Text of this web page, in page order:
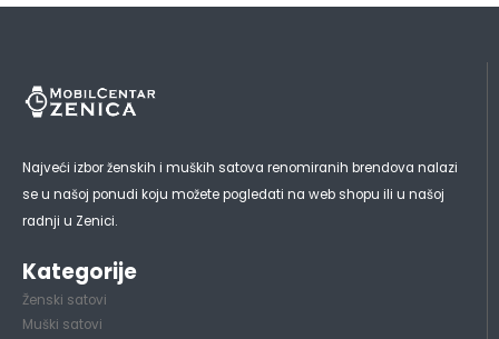
Najveći izbor ženskih i muških satova renomiranih brendova nalazi
se u našoj ponudi koju možete pogledati na web shopu ili u našoj
radnji u Zenici.
Kategorije
Ženski satovi
Muški satovi